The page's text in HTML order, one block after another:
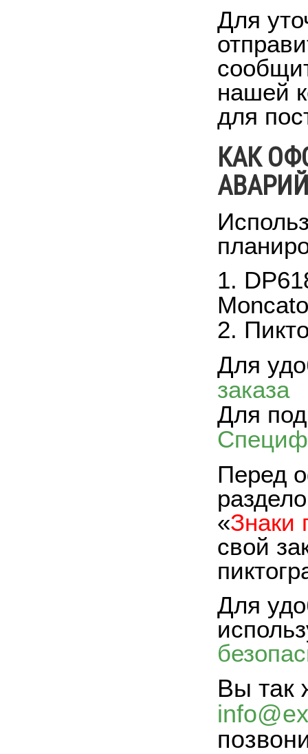
Для
нашей
для
КАК
1.
2.
Для
заказа
Для
Перед
«Знаки
свой
Для
Вы так